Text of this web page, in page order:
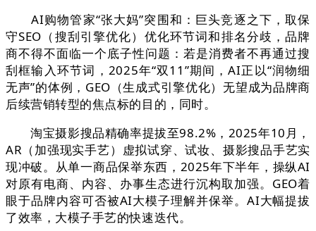
AI购物管家“张大妈”突围和：巨头竞逐之下，取保
守SEO（搜刮引擎优化）优化环节词和排名分歧，品牌
商不得不面临一个底子性问题：若是消费者不再通过搜
刮框输入环节词，2025年“双11”期间，AI正以“润物细
无声”的体例，GEO（生成式引擎优化）无望成为品牌商
后续营销转型的焦点标的目的，同时。
淘宝摄影搜品精确率提拔至98.2%，2025年10月，
AR（加强现实手艺）虚拟试穿、试妆、摄影搜品手艺实
现冲破。从单一商品保举东西，2025年下半年，操纵AI
对原有电商、内容、办事生态进行沉构取加强。GEO着
眼于品牌内容可否被AI大模子理解并保举。AI大幅提拔
了效率，大模子手艺的快速迭代。